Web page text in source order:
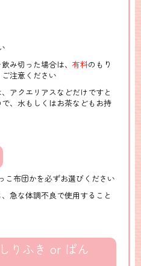
み切った場合は、 有料のもり
注意ください
アクエリアスなどだけですと
、水もしくはお茶などもお持
こ布団かを必ずお選びください
急な体調不良で使用すること
りふき or ぱん